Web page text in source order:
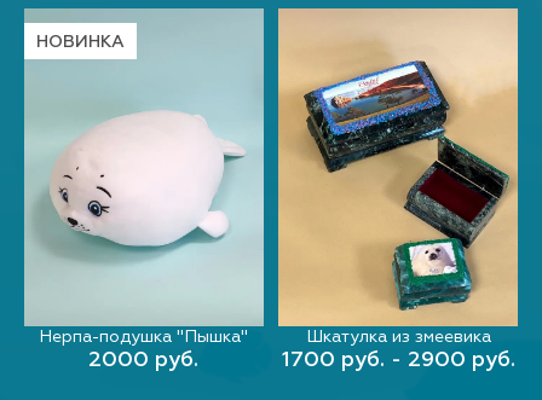
НОВИНКА
В КОРЗИНУ
Нерпа-подушка "Пышка"
2000 руб. ВЫБЕРИТЕ ПАРАМЕТРЫ
Шкатулка из змеевика
1700 руб. - 2900 руб.